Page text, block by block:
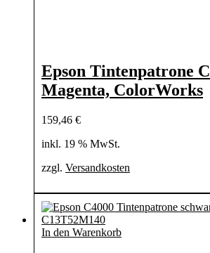
Epson Tintenpatrone
Magenta, ColorWorks
159,46 €
inkl. 19 % MwSt.
zzgl. Versandkosten
In den Warenkorb